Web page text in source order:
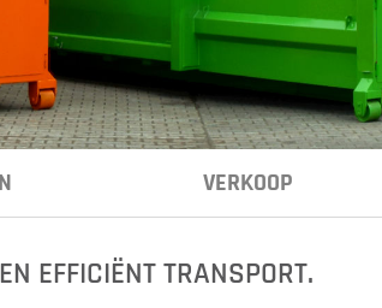
VERKOOP
EFFICIËNT TRANSPORT.